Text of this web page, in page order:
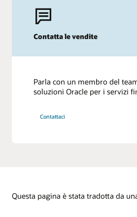
Contatta le vendite
Parla con un membro del
soluzioni Oracle per i servizi
Contattaci
Questa pagina è stata tradotta da